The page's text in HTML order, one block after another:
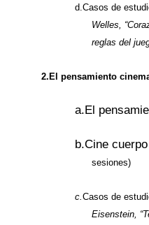
d. Casos de
Welles,
reglas del
2. El pensamiento
a.El
b.Cine
sesiones)
c. Casos de
Eisenstein,